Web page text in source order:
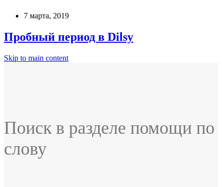
7 марта, 2019
Пробный период в Dilsy
Skip to main content
Поиск в разделе помощи по
слову